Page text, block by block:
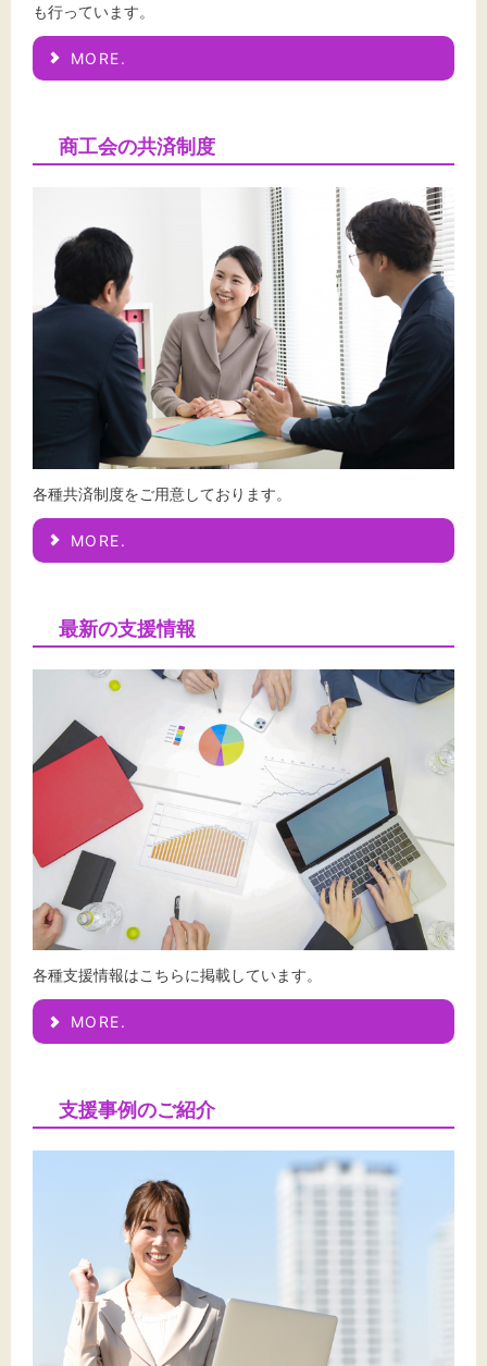
も行っています。
MORE.
商工会の共済制度
各種共済制度をご用意しております。
MORE.
最新の支援情報
各種支援情報はこちらに掲載しています。
MORE.
支援事例のご紹介